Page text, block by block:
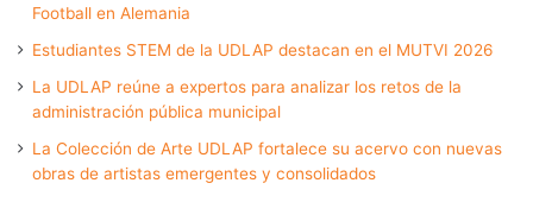
Football en Alemania
Estudiantes STEM de la UDLAP destacan en el MUTVI 2026
La UDLAP reúne a expertos para analizar los retos de la
administración pública municipal
La Colección de Arte UDLAP fortalece su acervo con nuevas
obras de artistas emergentes y consolidados